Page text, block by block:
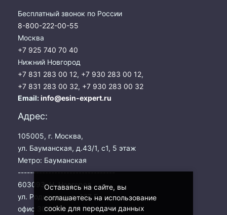
Оставаясь на сайте, вы
соглашаетесь на использование
cookie для передачи данных
Бесплатный звонок по России
8-800-222-00-55
Москва
+7 925 740 70 40
Нижний Новгород
+7 831 283 00 12, +7 930 283 00 12,
+7 831 283 00 32, +7 930 283 00 32
Email:info@esin-expert.ru
Адрес:
105005, г. Москва,
ул. Бауманская, д.43/1, с1, 5 этаж
Метро: Бауманская
--------------------------------
603093, Н. Новгород,
ул. Родионова, д. 167 Б,
офис 303